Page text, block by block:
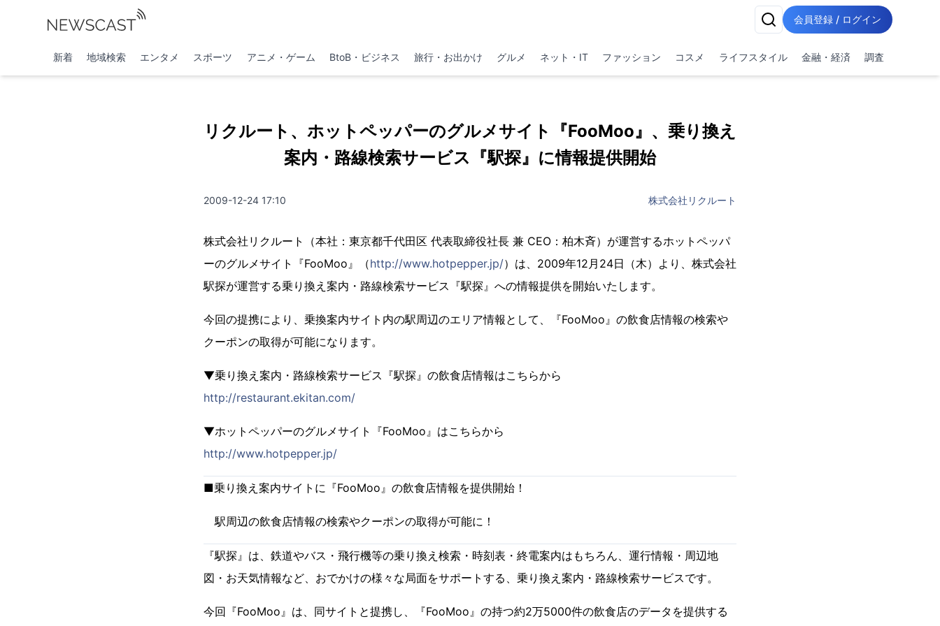
会員登録 / ログイン
新着 地域検索 エンタメ スポーツ アニメ・ゲーム BtoB・ビジネス 旅行・お出かけ グルメ ネット・IT ファッション コスメ ライフスタイル 金融・経済 調査
リクルート、ホットペッパーのグルメサイト『FooMoo』、乗り換え
案内・路線検索サービス『駅探』に情報提供開始
2009-12-24 17:10 株式会社リクルート
株式会社リクルート（本社：東京都千代田区 代表取締役社長 兼 CEO：柏木斉）が運営するホットペッパ
ーのグルメサイト『FooMoo』（http://www.hotpepper.jp/）は、2009年12月24日（木）より、株式会社
駅探が運営する乗り換え案内・路線検索サービス『駅探』への情報提供を開始いたします。
今回の提携により、乗換案内サイト内の駅周辺のエリア情報として、『FooMoo』の飲食店情報の検索や
クーポンの取得が可能になります。
▼乗り換え案内・路線検索サービス『駅探』の飲食店情報はこちらから
http://restaurant.ekitan.com/
▼ホットペッパーのグルメサイト『FooMoo』はこちらから
http://www.hotpepper.jp/
■乗り換え案内サイトに『FooMoo』の飲食店情報を提供開始！
駅周辺の飲食店情報の検索やクーポンの取得が可能に！
『駅探』は、鉄道やバス・飛行機等の乗り換え検索・時刻表・終電案内はもちろん、運行情報・周辺地
図・お天気情報など、おでかけの様々な局面をサポートする、乗り換え案内・路線検索サービスです。
今回『FooMoo』は、同サイトと提携し、『FooMoo』の持つ約2万5000件の飲食店のデータを提供する